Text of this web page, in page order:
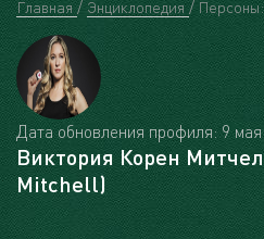
Главная Энциклопедия
Дата обновления профиля: 9
Виктория Корен
Mitchell)